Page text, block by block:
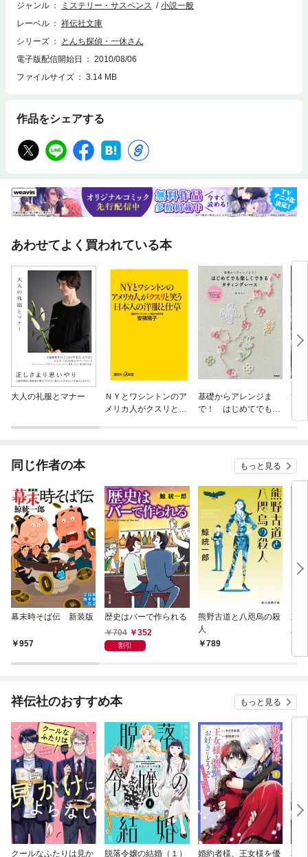
ジャンル
ミステリー・サスペンス
小説一般
レーベル
祥伝社文庫
シリーズ
とんち探偵・一休さん
電子版配信開始日
2010/08/06
ファイルサイズ
3.14 MB
作品をシェアする
あわせてよく買われている本
大人の礼服とマナー
ＮＹとワシントンのア
メリカ人がクスリと笑
基礎からアレンジま
で！ はじめてでも楽
決
同じ作者の本 もっと見る
幕末時そば伝 新装版
957
歴史はバーで作られる
704
352
割引
熊野古道と八咫烏の殺
人
789
京
祥伝社のおすすめ本 もっと見る
クールなふたりは見か 脱落令嬢の結婚（１） 婚約者様、王女様を優 私